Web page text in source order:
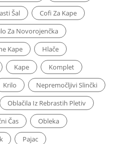
Šal
Cofi Za Kape
Za Novorojenčka
Kape
Hlače
Kape
Komplet
Krilo
Nepremočljivi Slinčki
Oblačila Iz Rebrastih Pletiv
Čas
Obleka
Pajac